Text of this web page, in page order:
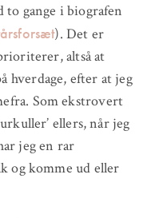
to gange i biografen
). Det er
altså at
hverdage, efter at jeg
Som ekstrovert
ellers, når jeg
jeg en rar
og komme ud eller